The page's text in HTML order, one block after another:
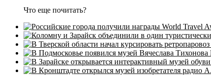
Что еще почитать?